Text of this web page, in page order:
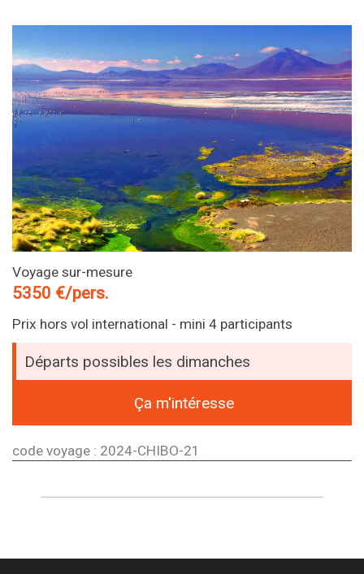
Voyage sur-mesure
5350 €/pers.
Prix hors vol international - mini 4 participants
Départs possibles les dimanches
Ça m'intéresse
code voyage : 2024-CHIBO-21